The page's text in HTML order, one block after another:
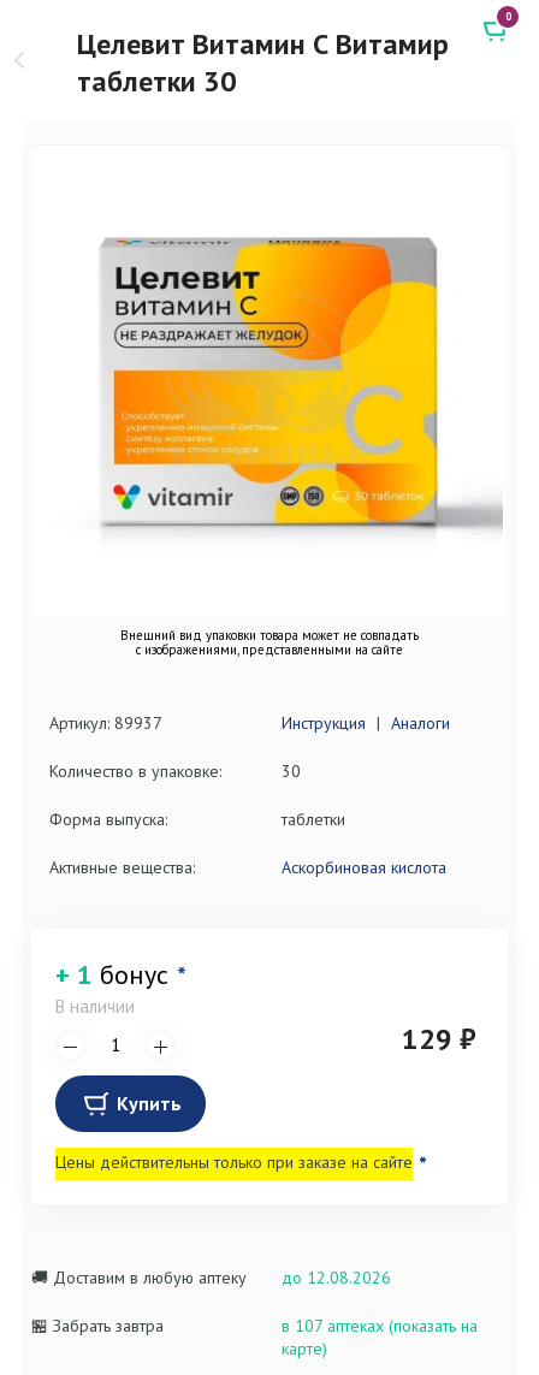
Целевит Витамин С Витамир
таблетки 30
0
Внешний вид упаковки товара может не совпадать
с изображениями, представленными на сайте
Артикул: 89937 Инструкция | Аналоги
Количество в упаковке: 30
Форма выпуска: таблетки
Активные вещества: Аскорбиновая кислота
+ 1 бонус *
В наличии
129 ₽
Купить
Цены действительны только при заказе на сайте *
🚚 Доставим в любую аптеку до 12.08.2026
🏪 Забрать завтра
в 107 аптеках (показать на
карте)